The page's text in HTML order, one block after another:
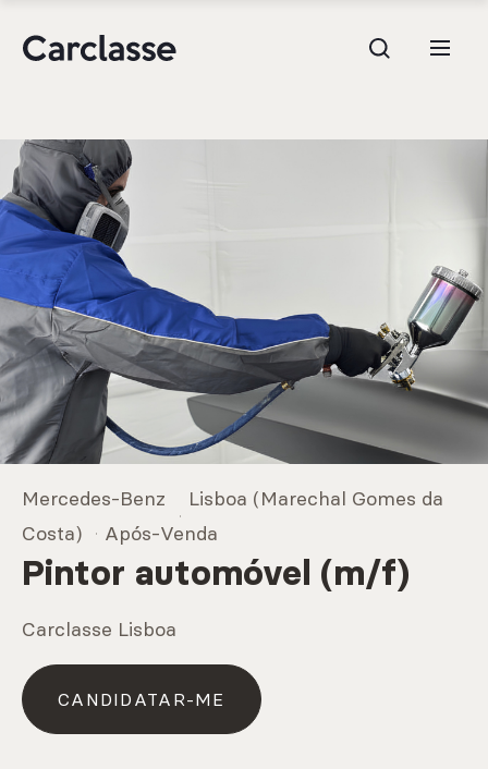
Mercedes-Benz
Lisboa (Marechal Gomes da
Costa)
Após-Venda
Pintor automóvel (m/f)
Carclasse Lisboa
CANDIDATAR-ME
e.g. Mercedes-Benz; BMW; Ford
Stock
CARREGAR MAIS
Marcas
CARREGAR MAIS
Serviços